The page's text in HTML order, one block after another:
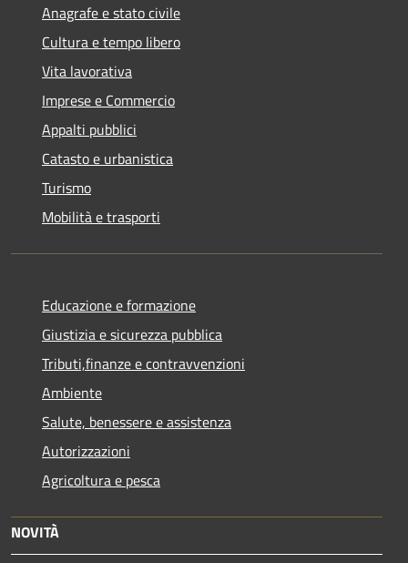
Anagrafe e stato civile
Cultura e tempo libero
Vita lavorativa
Imprese e Commercio
Appalti pubblici
Catasto e urbanistica
Turismo
Mobilità e trasporti
Educazione e formazione
Giustizia e sicurezza pubblica
Tributi,finanze e contravvenzioni
Ambiente
Salute, benessere e assistenza
Autorizzazioni
Agricoltura e pesca
NOVITÀ